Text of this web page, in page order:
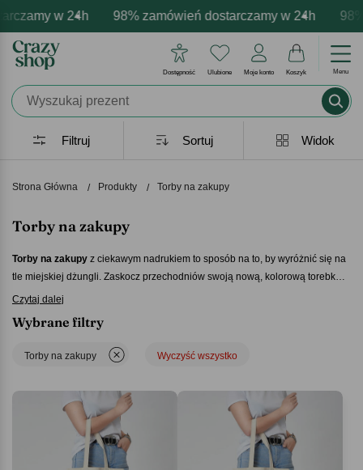
w 24h 98% zamówień dostarczamy w 24h 98%
produktów Profesjonalna i darmowa
- zawsze udane prezenty Prezentujemy pozytywne
Dostępność Ulubione Moje konto Koszyk Menu
Strona Główna Produkty Torby na zakupy
Torby na zakupy
Torby na zakupy z ciekawym nadrukiem to sposób na to, by wyróżnić się na
tle miejskiej dżungli. Zaskocz przechodniów swoją nową, kolorową torebką z
intrygującym napisem. Zmieścisz w niej wszystko, co jest potrzebne na co
pracy.Torby na zakupy
osób, które prowadzą ekologiczny tryb życia.
Czytaj dalej
Filtruj Widok
Sortuj
Wybrane filtry
Torby na zakupy Wyczyść wszystko